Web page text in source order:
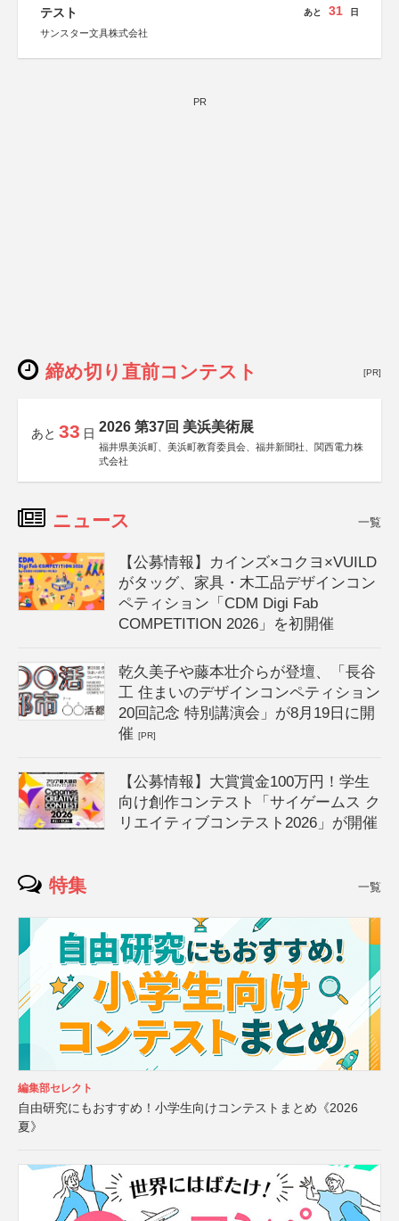
テスト
サンスター文具株式会社
あと 31 日
PR
締め切り直前コンテスト [PR]
あと 33 日 2026 第37回 美浜美術展
福井県美浜町、美浜町教育委員会、福井新聞社、関西電力株
式会社
ニュース 一覧
【公募情報】カインズ×コクヨ×VUILD
がタッグ、家具・木工品デザインコン
ペティション「CDM Digi Fab
COMPETITION 2026」を初開催
乾久美子や藤本壮介らが登壇、「長谷
工 住まいのデザインコンペティション
20回記念 特別講演会」が8月19日に開
催[PR]
【公募情報】大賞賞金100万円！学生
向け創作コンテスト「サイゲームス ク
リエイティブコンテスト2026」が開催
特集 一覧
編集部セレクト
自由研究にもおすすめ！小学生向けコンテストまとめ《2026
夏》